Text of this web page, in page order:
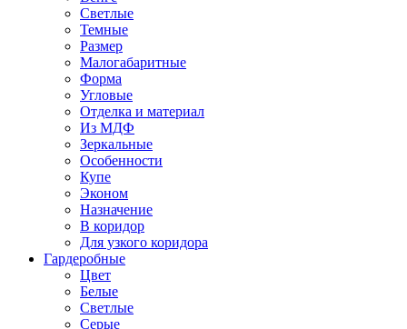
Светлые
Темные
Размер
Малогабаритные
Форма
Угловые
Отделка и материал
Из МДФ
Зеркальные
Особенности
Купе
Эконом
Назначение
В коридор
Для узкого коридора
Гардеробные
Цвет
Белые
Светлые
Серые